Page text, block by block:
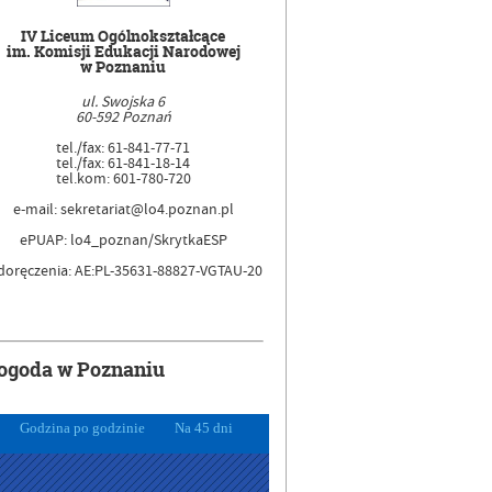
IV Liceum Ogólnokształcące
im. Komisji Edukacji Narodowej
w Poznaniu
ul. Swojska 6
60-592 Poznań
tel./fax: 61-841-77-71
tel./fax: 61-841-18-14
tel.kom: 601-780-720
e-mail: sekretariat@lo4.poznan.pl
ePUAP: lo4_poznan/SkrytkaESP
AE:PL-35631-88827-VGTAU-20
w Poznaniu